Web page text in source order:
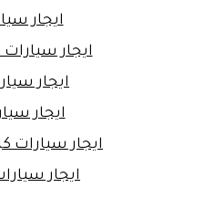
ايجار
ايجار
ايجار
ايجار
ايجار سيارات
ايجار